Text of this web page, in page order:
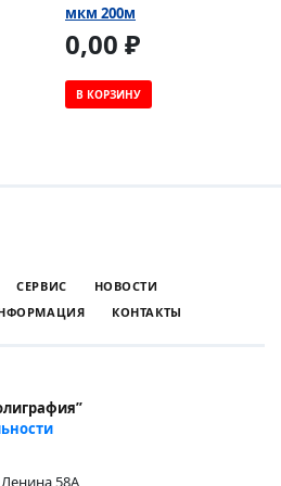
мкм 200м
0,00 ₽
В КОРЗИНУ
СЕРВИС
НОВОСТИ
КОНТАКТЫ
Ленина 58А